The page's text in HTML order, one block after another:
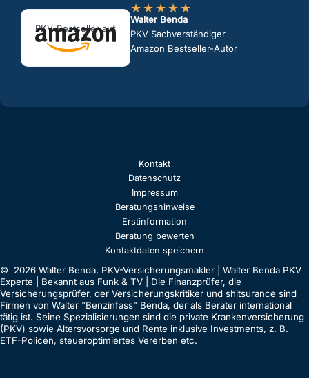
PKV-Bestseller auf
★★★★★
Walter Benda
PKV Sachverständiger
Amazon Bestseller-Autor
Kontakt
Datenschutz
Impressum
Beratungshinweise
Erstinformation
Beratung bewerten
Kontaktdaten speichern
© 2026 Walter Benda, PKV-Versicherungsmakler | Walter Benda PKV
Experte | Bekannt aus Funk & TV | Die Finanzprüfer, die
Versicherungsprüfer, der Versicherungskritiker und shitsurance sind
Firmen von Walter "Benzinfass" Benda, der als Berater international
tätig ist. Seine Spezialisierungen sind die private Krankenversicherung
(PKV) sowie Altersvorsorge und Rente inklusive Investments, z. B.
ETF-Policen, steueroptimiertes Vererben etc.